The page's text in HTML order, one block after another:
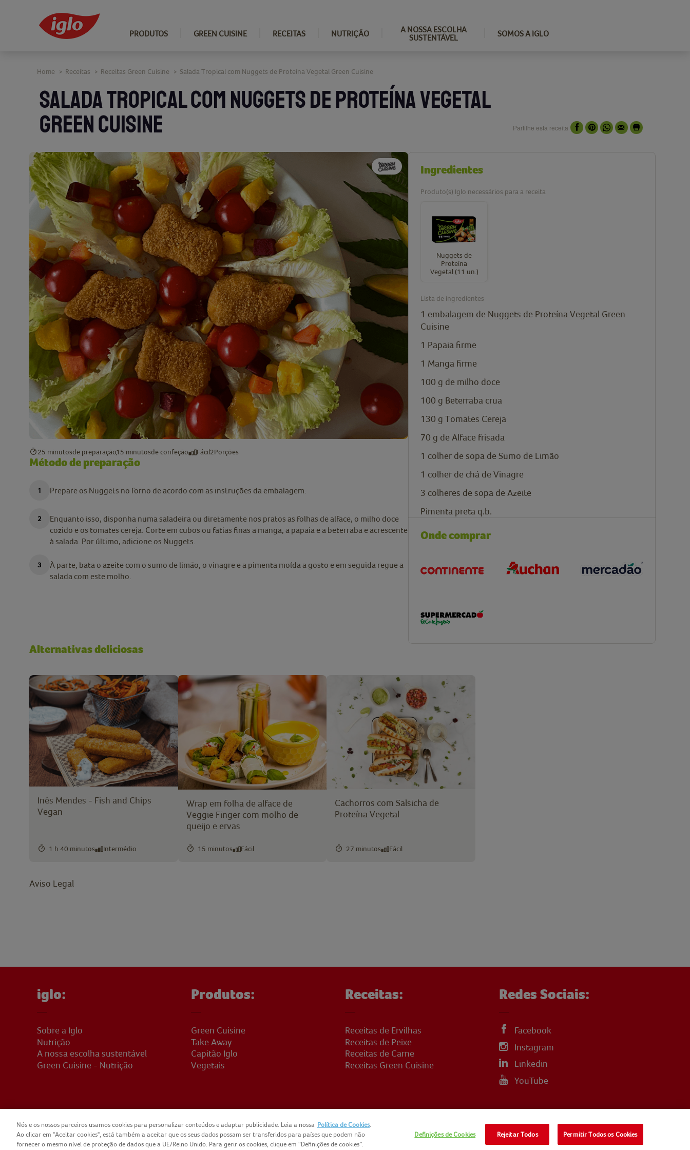
PRODUTOS GREEN CUISINE RECEITAS NUTRIÇÃO
A NOSSA ESCOLHA
SUSTENTÁVEL
SOMOS A IGLO
SALADA TROPICAL COM NUGGETS DE PROTEÍNA VEGETAL
GREEN CUISINE
Partilhe esta receita
Home > Receitas > Receitas Green Cuisine > Salada Tropical com Nuggets de Proteína Vegetal Green Cuisine
25 minutosde preparação15 minutosde confeção Fácil2Porções
Método de preparação
Prepare os Nuggets no forno de acordo com as instruções da embalagem.
Enquanto isso, disponha numa saladeira ou diretamente nos pratos as folhas de alface, o milho doce
cozido e os tomates cereja. Corte em cubos ou fatias finas a manga, a papaia e a beterraba e acrescente
à salada. Por último, adicione os Nuggets.
À parte, bata o azeite com o sumo de limão, o vinagre e a pimenta moída a gosto e em seguida regue a
salada com este molho.
Ingredientes
Produto(s) Iglo necessários para a receita
Nuggets de
Proteína
Vegetal (11 un.)
Lista de ingredientes
1 embalagem de Nuggets de Proteína Vegetal Green
Cuisine
1 Papaia firme
1 Manga firme
100 g de milho doce
100 g Beterraba crua
130 g Tomates Cereja
70 g de Alface frisada
1 colher de sopa de Sumo de Limão
1 colher de chá de Vinagre
3 colheres de sopa de Azeite
Pimenta preta q.b.
Onde comprar
Alternativas deliciosas
Inês Mendes - Fish and Chips
Vegan
1 h 40 minutos Intermédio
Wrap em folha de alface de
Veggie Finger com molho de
queijo e ervas
15 minutos Fácil
Cachorros com Salsicha de
Proteína Vegetal
27 minutos Fácil
Aviso Legal
iglo:
Sobre a Iglo
Nutrição
A nossa escolha sustentável
Green Cuisine - Nutrição
Produtos:
Green Cuisine
Take Away
Capitão Iglo
Vegetais
Receitas:
Receitas de Ervilhas
Receitas de Peixe
Receitas de Carne
Receitas Green Cuisine
Redes Sociais:
Facebook
Instagram
Linkedin
YouTube
COPYRIGHT IGLO PORTUGAL 2025 CONTACTOS NOMAD FOODSSITEMAP POLÍTICA DE PRIVACIDADEPOLITICA-DE-COOKIES
Nós e os nossos parceiros usamos cookies para personalizar conteúdos e adaptar publicidade. Leia a nossa Política de Cookies.
Ao clicar em "Aceitar cookies", está também a aceitar que os seus dados possam ser transferidos para países que podem não
fornecer o mesmo nível de proteção de dados que a UE/Reino Unido. Para gerir os cookies, clique em “Definições de cookies”.
Definições de Cookies Rejeitar Todos Permitir Todos os Cookies